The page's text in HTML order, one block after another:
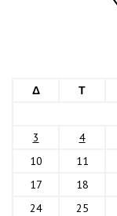
Δ
Τ
3
4
10
11
17
18
24
25